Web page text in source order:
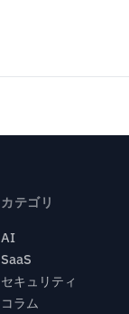
カテゴリ
AI
SaaS
セキュリティ
コラム